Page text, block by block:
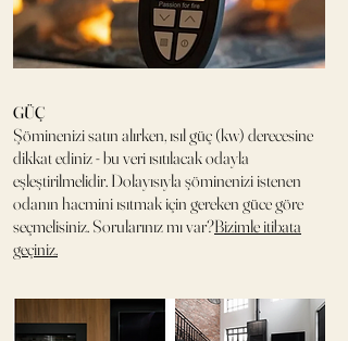
GÜÇ
Şöminenizi satın alırken, ısıl güç (kw) derecesine
dikkat ediniz - bu veri ısıtılacak odayla
eşleştirilmelidir. Dolayısıyla şöminenizi istenen
odanın hacmini ısıtmak için gereken güce göre
seçmelisiniz. Sorularınız mı var?Bizimle itibata
geçiniz.